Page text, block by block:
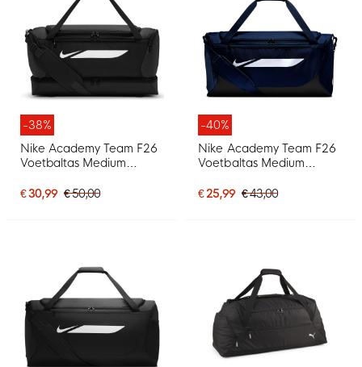
-38%
Nike Academy Team F26
Voetbaltas Medium
€ 30,99 € 50,00
-40%
Nike Academy Team F26
Voetbaltas Medium
€ 25,99 € 43,00